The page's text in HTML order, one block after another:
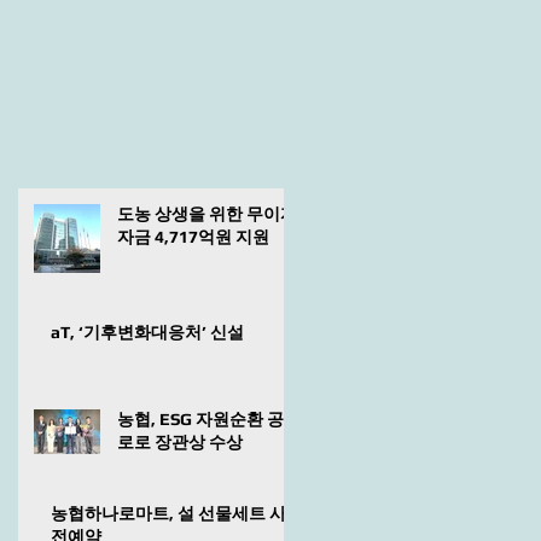
도농 상생을 위한 무이자
자금 4,717억원 지원
aT, ‘기후변화대응처’ 신설
농협, ESG 자원순환 공
로로 장관상 수상
농협하나로마트, 설 선물세트 사
전예약